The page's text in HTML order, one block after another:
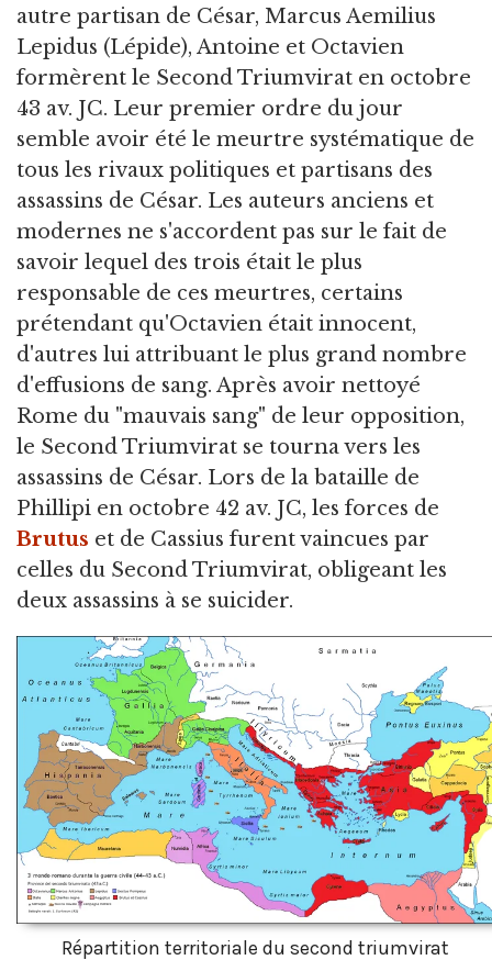
autre partisan de César, Marcus Aemilius
Lepidus (Lépide), Antoine et Octavien
formèrent le Second Triumvirat en octobre
43 av. JC. Leur premier ordre du jour
semble avoir été le meurtre systématique de
tous les rivaux politiques et partisans des
assassins de César. Les auteurs anciens et
modernes ne s'accordent pas sur le fait de
savoir lequel des trois était le plus
responsable de ces meurtres, certains
prétendant qu'Octavien était innocent,
d'autres lui attribuant le plus grand nombre
d'effusions de sang. Après avoir nettoyé
Rome du "mauvais sang" de leur opposition,
le Second Triumvirat se tourna vers les
assassins de César. Lors de la bataille de
Phillipi en octobre 42 av. JC, les forces de
Brutus et de Cassius furent vaincues par
celles du Second Triumvirat, obligeant les
deux assassins à se suicider.
Répartition territoriale du second triumvirat